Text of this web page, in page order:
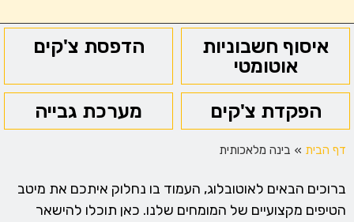
איסוף חשבוניות
אוטומטי
הדפסת צ'קים
הפקדת צ'קים מערכת גבייה
דף הבית » בינה מלאכותית
ברוכים הבאים לאוטובלוג, העמוד בו נחלוק איתכם את מיטב
הטיפים מקצועיים של המומחים שלנו. כאן תוכלו להישאר